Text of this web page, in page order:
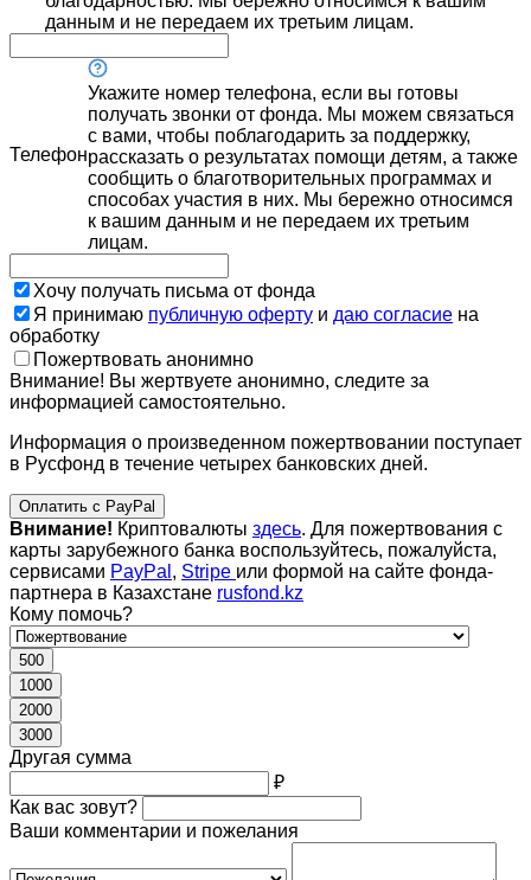
данным и не передаем их третьим лицам.
Телефон
Укажите номер телефона, если вы готовы
получать звонки от фонда. Мы можем связаться
с вами, чтобы поблагодарить за поддержку,
рассказать о результатах помощи детям, а также
сообщить о благотворительных программах и
способах участия в них. Мы бережно относимся
к вашим данным и не передаем их третьим
лицам.
Хочу получать письма от фонда
Я принимаю публичную оферту и даю согласие на
обработку
Пожертвовать анонимно
Внимание! Вы жертвуете анонимно, следите за
информацией самостоятельно.
Информация о произведенном пожертвовании поступает
в Русфонд в течение четырех банковских дней.
Оплатить с PayPal
Внимание! Криптовалюты здесь. Для пожертвования с
карты зарубежного банка воспользуйтесь, пожалуйста,
сервисами PayPal , Stripe или формой на сайте фонда-
партнера в Казахстане rusfond.kz
Кому помочь?
500
1000
2000
3000
Другая сумма
₽
Как вас зовут?
Ваши комментарии и пожелания